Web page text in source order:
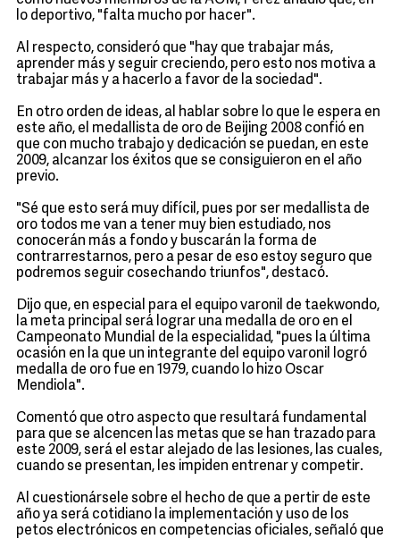
lo deportivo, "falta mucho por hacer".
Al respecto, consideró que "hay que trabajar más,
aprender más y seguir creciendo, pero esto nos motiva a
trabajar más y a hacerlo a favor de la sociedad".
En otro orden de ideas, al hablar sobre lo que le espera en
este año, el medallista de oro de Beijing 2008 confió en
que con mucho trabajo y dedicación se puedan, en este
2009, alcanzar los éxitos que se consiguieron en el año
previo.
"Sé que esto será muy difícil, pues por ser medallista de
oro todos me van a tener muy bien estudiado, nos
conocerán más a fondo y buscarán la forma de
contrarrestarnos, pero a pesar de eso estoy seguro que
podremos seguir cosechando triunfos", destacó.
Dijo que, en especial para el equipo varonil de taekwondo,
la meta principal será lograr una medalla de oro en el
Campeonato Mundial de la especialidad, "pues la última
ocasión en la que un integrante del equipo varonil logró
medalla de oro fue en 1979, cuando lo hizo Oscar
Mendiola".
Comentó que otro aspecto que resultará fundamental
para que se alcencen las metas que se han trazado para
este 2009, será el estar alejado de las lesiones, las cuales,
cuando se presentan, les impiden entrenar y competir.
Al cuestionársele sobre el hecho de que a pertir de este
año ya será cotidiano la implementación y uso de los
petos electrónicos en competencias oficiales, señaló que